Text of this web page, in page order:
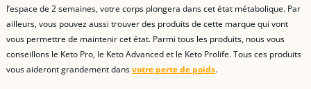
l’espace de 2 semaines, votre corps plongera dans cet état métabolique. Par
ailleurs, vous pouvez aussi trouver des produits de cette marque qui vont
vous permettre de maintenir cet état. Parmi tous les produits, nous vous
conseillons le Keto Pro, le Keto Advanced et le Keto Prolife. Tous ces produits
vous aideront grandement dansvotre perte de poids.